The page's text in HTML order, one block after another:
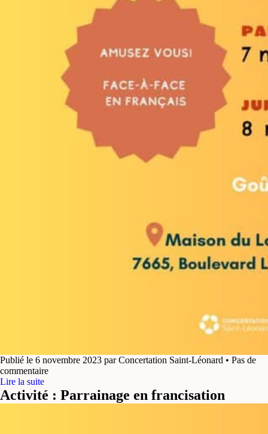
Publié le 6 novembre 2023 par Concertation Saint-Léonard • Pas de
commentaire
Lire la suite
Activité : Parrainage en francisation